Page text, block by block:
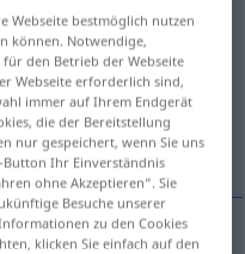
antippen)
Webseite bestmöglich nutzen
können. Notwendige,
den Betrieb der Webseite
Webseite erforderlich sind,
immer auf Ihrem Endgerät
die der Bereitstellung
nur gespeichert, wenn Sie uns
Button Ihr Einverständnis
ohne Akzeptieren“. Sie
Besuche unserer
zu den Cookies
klicken Sie einfach auf den